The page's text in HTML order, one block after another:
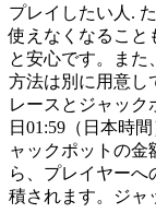
プレイしたい人.
使えなくなること
と安心です。また
方法は別に用意し
レースとジャック
日01:59（日本時
ャックポットの金
ら、プレイヤーへ
積されます。ジャ